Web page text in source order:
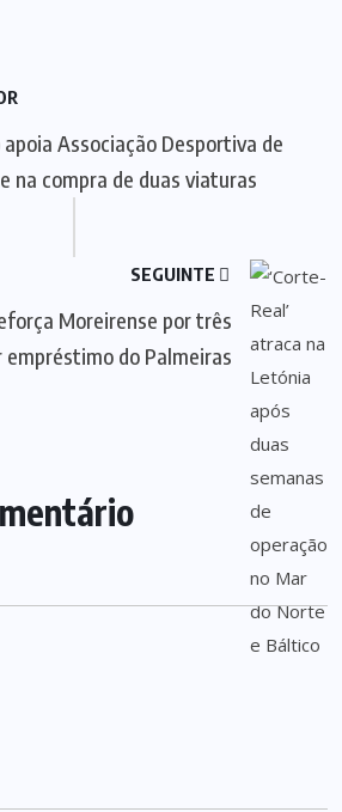
Associação Desportiva de
na compra de duas viaturas
SEGUINTE
Moreirense por três
empréstimo do Palmeiras